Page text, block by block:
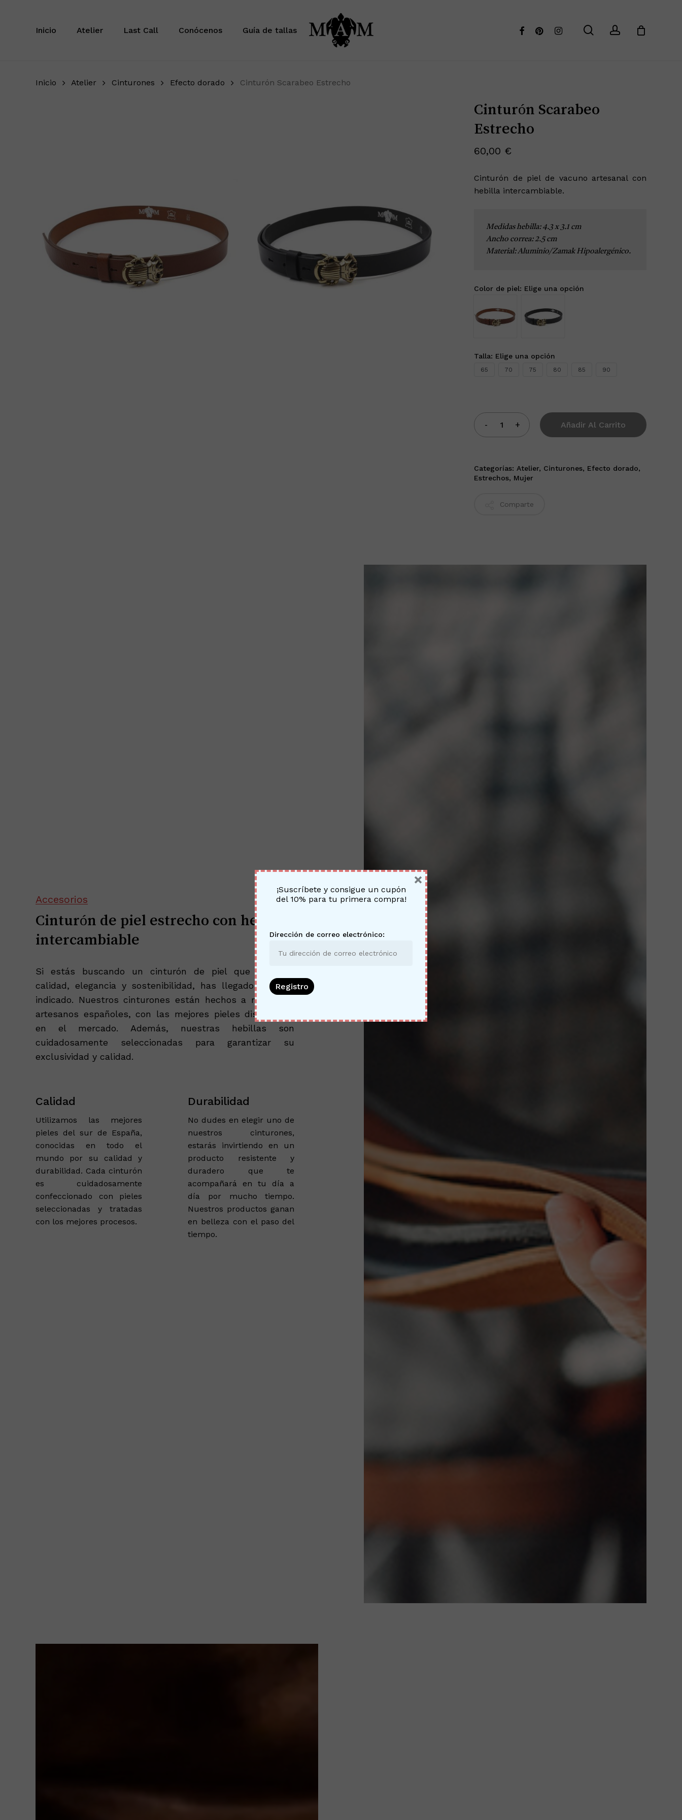
Inicio Atelier Last Call Conócenos Guía de tallas searchaccount
facebookpinterestinstagram
No hay productos en el carrito.
Inicio Atelier Cinturones Efecto dorado Cinturón Scarabeo Estrecho
Cinturón Scarabeo
Estrecho
60,00 €
Cinturón de piel de vacuno artesanal con
hebilla intercambiable.
Medidas hebilla: 4.3 x 3.1 cm
Ancho correa: 2.5 cm
Material: Aluminio/Zamak Hipoalergénico.
Color de piel: Elige una opción
Talla: Elige una opción
65 70 75 80 85 90
Añadir Al Carrito
Categorías: Atelier, Cinturones, Efecto dorado,
Estrechos, Mujer
Comparte
Accesorios
Cinturón de piel estrecho con hebilla
intercambiable
Si estás buscando un cinturón de piel que combine
calidad, elegancia y sostenibilidad, has llegado al lugar
indicado. Nuestros cinturones están hechos a mano por
artesanos españoles, con las mejores pieles disponibles
en el mercado. Además, nuestras hebillas son
cuidadosamente seleccionadas para garantizar su
exclusividad y calidad.
Calidad
Utilizamos las mejores
pieles del sur de España,
conocidas en todo el
mundo por su calidad y
durabilidad. Cada cinturón
es cuidadosamente
confeccionado con pieles
seleccionadas y tratadas
con los mejores procesos.
Durabilidad
No dudes en elegir uno de
nuestros cinturones,
estarás invirtiendo en un
producto resistente y
duradero que te
acompañará en tu día a
día por mucho tiempo.
Nuestros productos ganan
en belleza con el paso del
tiempo.
¡Suscríbete y consigue un cupón
del 10% para tu primera compra!
Dirección de correo electrónico:
×